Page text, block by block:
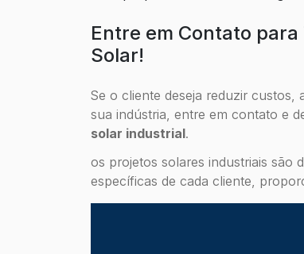
Entre em Contato
Solar!
Se o cliente deseja reduzir custos,
sua indústria, entre em contato e
solar industrial.
os projetos solares industriais são
específicas de cada cliente,